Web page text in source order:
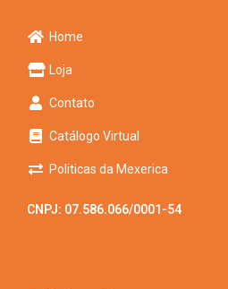
Home
Loja
Contato
Catálogo Virtual
Politicas da Mexerica
CNPJ: 07.586.066/0001-54